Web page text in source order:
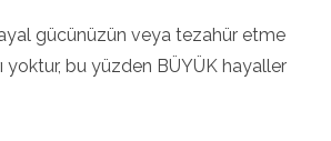
gücünüzün veya tezahür etme
yoktur, bu yüzden BÜYÜK hayaller